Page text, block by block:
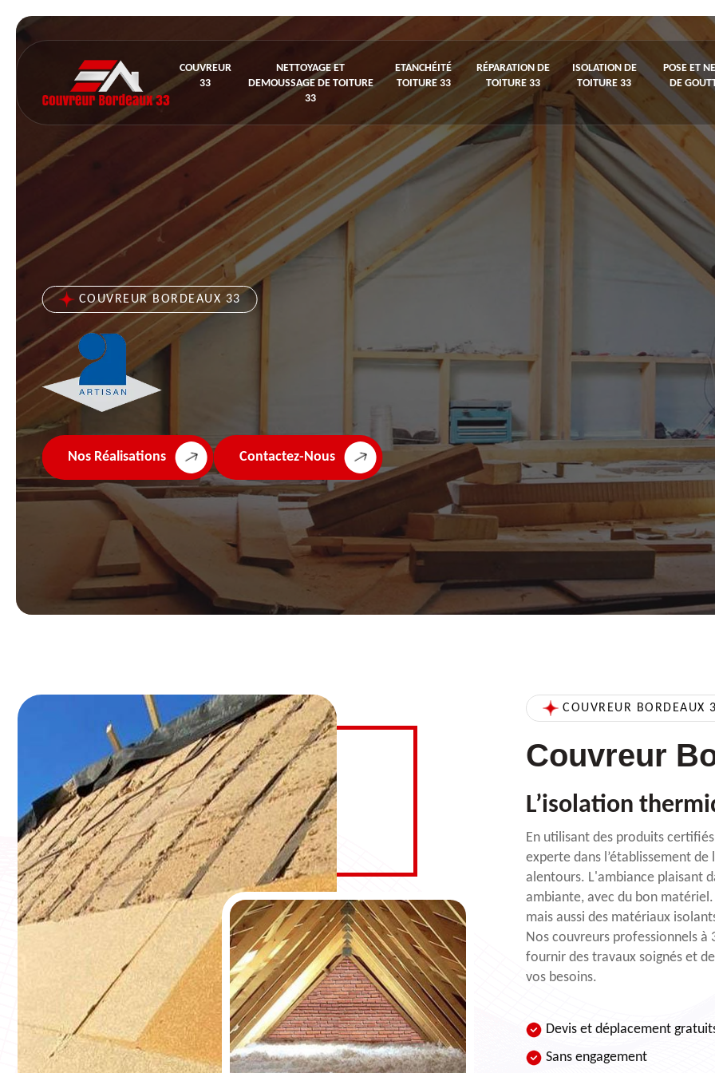
COUVREUR
33
NETTOYAGE ET
DEMOUSSAGE DE TOITURE
33
ETANCHÉITÉ
TOITURE 33
RÉPARATION DE
TOITURE 33
ISOLATION DE
TOITURE 33
POSE ET
DE
COUVREUR BORDEAUX 33
Nos Réalisations Contactez-Nous
COUVREUR BORDEAUX
Couvreur
L’isolation
En utilisant des produits
experte dans l’établissement
alentours. L'ambiance plaisant
ambiante, avec du bon
mais aussi des matériaux
Nos couvreurs professionnels
fournir des travaux soignés et
vos besoins.
Devis et déplacement
Sans engagement